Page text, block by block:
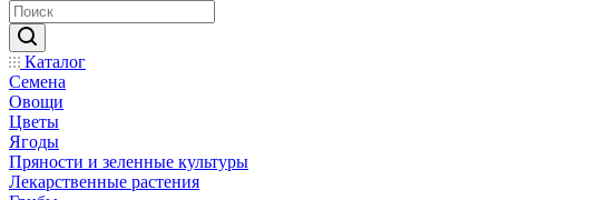
Каталог
Семена
Овощи
Цветы
Ягоды
Пряности и зеленные культуры
Лекарственные растения